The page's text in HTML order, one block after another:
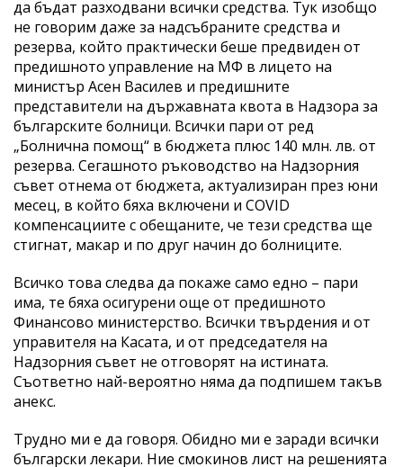
да бъдат разходвани всички средства. Тук изобщо
не говорим даже за надсъбраните средства и
резерва, който практически беше предвиден от
предишното управление на МФ в лицето на
министър Асен Василев и предишните
представители на държавната квота в Надзора за
българските болници. Всички пари от ред
„Болнична помощ“ в бюджета плюс 140 млн. лв. от
резерва. Сегашното ръководство на Надзорния
съвет отнема от бюджета, актуализиран през юни
месец, в който бяха включени и COVID
компенсациите с обещаните, че тези средства ще
стигнат, макар и по друг начин до болниците.
Всичко това следва да покаже само едно – пари
има, те бяха осигурени още от предишното
Финансово министерство. Всички твърдения и от
управителя на Касата, и от председателя на
Надзорния съвет не отговорят на истината.
Съответно най-вероятно няма да подпишем такъв
анекс.
Трудно ми е да говоря. Обидно ми е заради всички
български лекари. Ние смокинов лист на решенията